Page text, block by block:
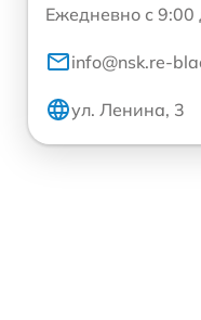
Ежедневно с 9:00
info@nsk.re-
ул. Ленина, 3